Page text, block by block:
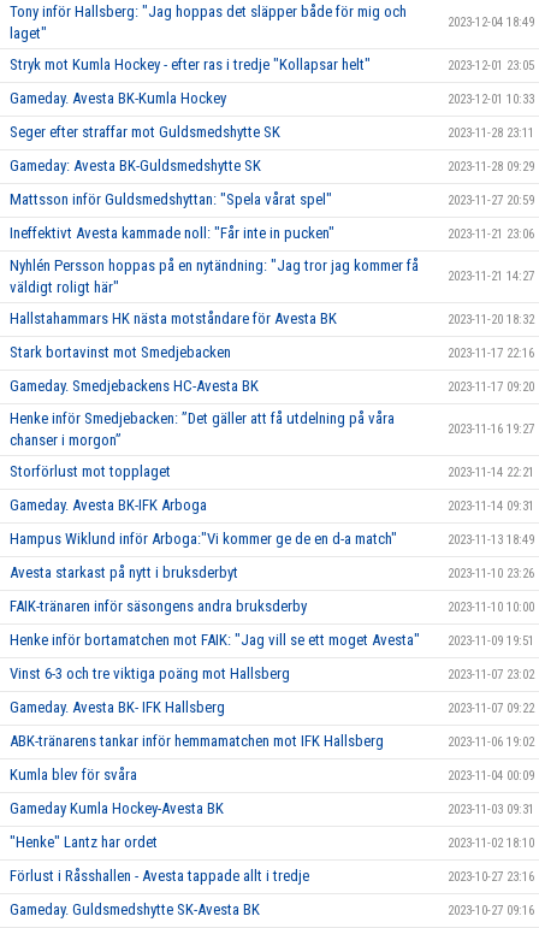
Tony inför Hallsberg: "Jag hoppas det släpper både för mig och
laget"
2023-12-04 18:49
Stryk mot Kumla Hockey - efter ras i tredje "Kollapsar helt" 2023-12-01 23:05
Gameday. Avesta BK-Kumla Hockey 2023-12-01 10:33
Seger efter straffar mot Guldsmedshytte SK 2023-11-28 23:11
Gameday: Avesta BK-Guldsmedshytte SK 2023-11-28 09:29
Mattsson inför Guldsmedshyttan: "Spela vårat spel" 2023-11-27 20:59
Ineffektivt Avesta kammade noll: "Får inte in pucken" 2023-11-21 23:06
Nyhlén Persson hoppas på en nytändning: "Jag tror jag kommer få
väldigt roligt här"
2023-11-21 14:27
Hallstahammars HK nästa motståndare för Avesta BK 2023-11-20 18:32
Stark bortavinst mot Smedjebacken 2023-11-17 22:16
Gameday. Smedjebackens HC-Avesta BK 2023-11-17 09:20
Henke inför Smedjebacken: ”Det gäller att få utdelning på våra
chanser i morgon”
2023-11-16 19:27
Storförlust mot topplaget 2023-11-14 22:21
Gameday. Avesta BK-IFK Arboga 2023-11-14 09:31
Hampus Wiklund inför Arboga:"Vi kommer ge de en d-a match" 2023-11-13 18:49
Avesta starkast på nytt i bruksderbyt 2023-11-10 23:26
FAIK-tränaren inför säsongens andra bruksderby 2023-11-10 10:00
Henke inför bortamatchen mot FAIK: "Jag vill se ett moget Avesta" 2023-11-09 19:51
Vinst 6-3 och tre viktiga poäng mot Hallsberg 2023-11-07 23:02
Gameday. Avesta BK- IFK Hallsberg 2023-11-07 09:22
ABK-tränarens tankar inför hemmamatchen mot IFK Hallsberg 2023-11-06 19:02
Kumla blev för svåra 2023-11-04 00:09
Gameday Kumla Hockey-Avesta BK 2023-11-03 09:31
"Henke" Lantz har ordet 2023-11-02 18:10
Förlust i Råsshallen - Avesta tappade allt i tredje 2023-10-27 23:16
Gameday. Guldsmedshytte SK-Avesta BK 2023-10-27 09:16